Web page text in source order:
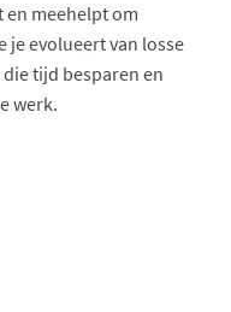
meehelpt om
je evolueert van losse
tijd besparen en
werk.